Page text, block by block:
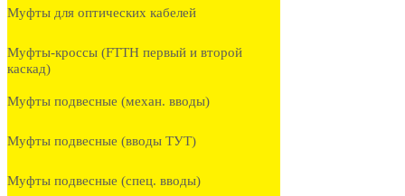
Муфты для оптических кабелей
Муфты-кроссы (FTTH первый и второй
каскад)
Муфты подвесные (механ. вводы)
Муфты подвесные (вводы ТУТ)
Муфты подвесные (спец. вводы)